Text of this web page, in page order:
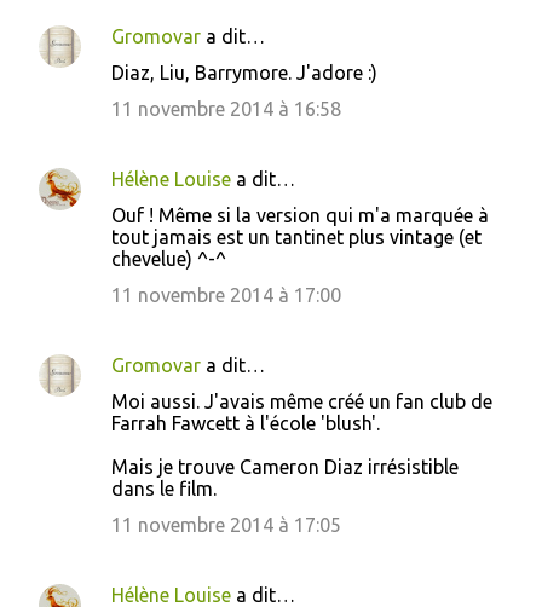
Gromovar a dit…
Diaz, Liu, Barrymore. J'adore :)
11 novembre 2014 à 16:58
Hélène Louise a dit…
Ouf ! Même si la version qui m'a marquée à
tout jamais est un tantinet plus vintage (et
chevelue) ^-^
11 novembre 2014 à 17:00
Gromovar a dit…
Moi aussi. J'avais même créé un fan club de
Farrah Fawcett à l'école 'blush'.
Mais je trouve Cameron Diaz irrésistible
dans le film.
11 novembre 2014 à 17:05
Hélène Louise a dit…